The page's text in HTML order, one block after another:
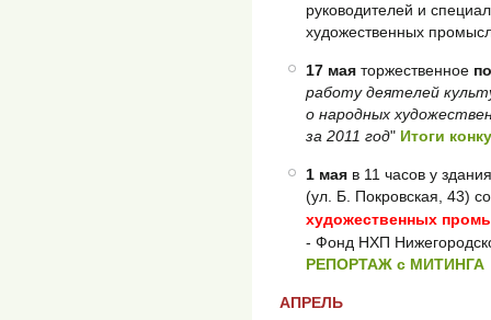
руководителей и
художественных
17 мая торжественное
работу деятелей
о народных
за 2011 год" Итоги
1 мая в 11 часов у
(ул. Б. Покровская, 43)
художественных
- Фонд НХП
РЕПОРТАЖ с МИТИНГА
АПРЕЛЬ